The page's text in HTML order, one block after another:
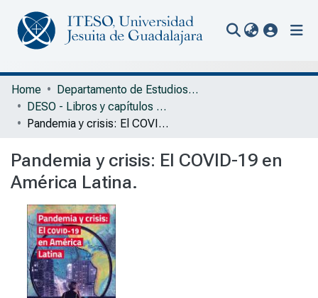
Communities & Collections
All of Repository
Portal Biblioteca
Home
Departamento de Estudios Socioculturales
DESO - Libros y capítulos de libros
Pandemia y crisis: El COVID-19 en América Latina.
Pandemia y crisis: El COVID-19 en
América Latina.